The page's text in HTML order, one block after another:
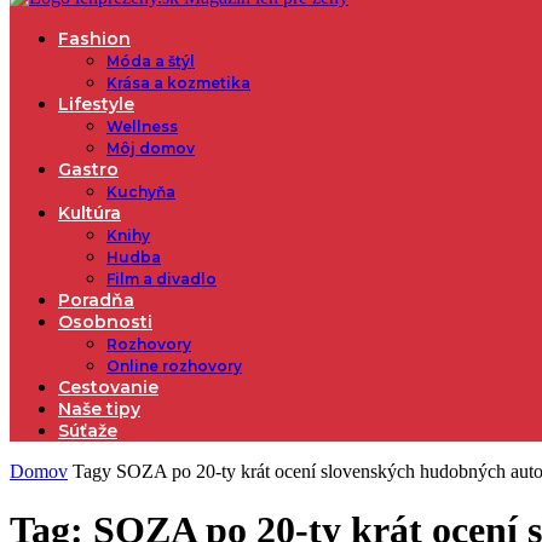
Fashion
Móda a štýl
Krása a kozmetika
Lifestyle
Wellness
Môj domov
Gastro
Kuchyňa
Kultúra
Knihy
Hudba
Film a divadlo
Poradňa
Osobnosti
Rozhovory
Online rozhovory
Cestovanie
Naše tipy
Súťaže
Domov Tagy SOZA po 20-ty krát ocení slovenských hudobných
Tag: SOZA po 20-ty krát ocení